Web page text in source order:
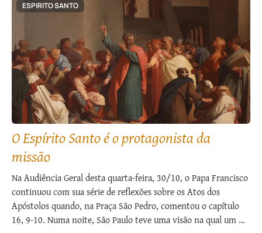
ESPIRITO SANTO
O Espírito Santo é o protagonista da
missão
Na Audiência Geral desta quarta-feira, 30/10, o Papa Francisco
continuou com sua série de reflexões sobre os Atos dos
Apóstolos quando, na Praça São Pedro, comentou o capítulo
16, 9-10. Numa noite, São Paulo teve uma visão na qual um …